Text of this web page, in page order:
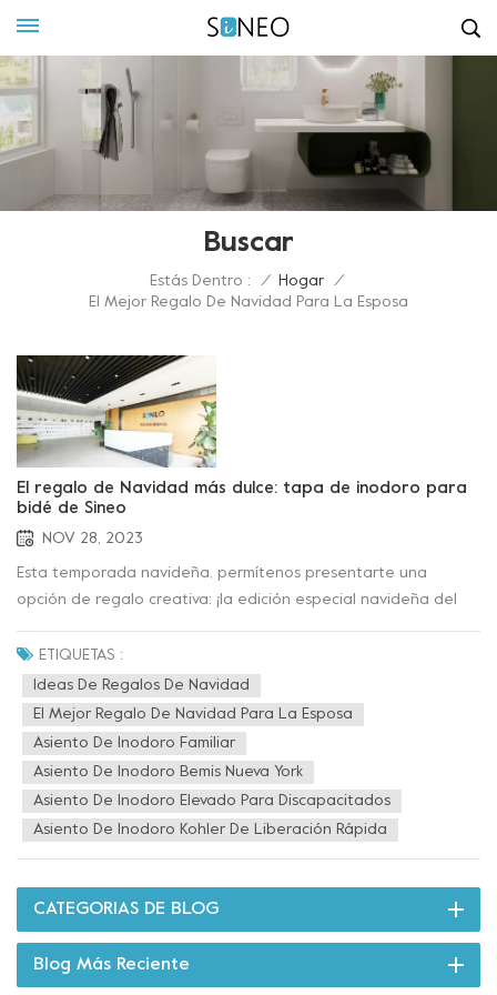
Buscar
Estás Dentro : / Hogar
/
El Mejor Regalo De Navidad Para La Esposa
El regalo de Navidad más dulce: tapa de inodoro para
bidé de Sineo
NOV 28, 2023
Esta temporada navideña, permítenos presentarte una
opción de regalo creativa: ¡la edición especial navideña del
una función de limpieza incorporada que le brinda una nueva
experiencia de limpieza. También cuenta con un asiento con
calefacción, para que puedas disfrutar de una funda cálida y
acogedora durante los fríos meses de invierno. Es liviano,
flexible y fácil de maniobrar, simplemente presione el botón,
puede cambiar libremente el modo de limpieza y girar
suavemente la perilla para ajustar la presión del agua para
satisfacer sus necesidades personales. Este tapa del inodoro
significativo regalo de Navidad. Es una combinación perfecta
vida más cómoda y conveniente. Ya sea para usted mismo
para brindar un espacio privado y limpio o como regalo para
ETIQUETAS :
Ideas De Regalos De Navidad
El Mejor Regalo De Navidad Para La Esposa
Asiento De Inodoro Familiar
Asiento De Inodoro Bemis Nueva York
Asiento De Inodoro Elevado Para Discapacitados
Asiento De Inodoro Kohler De Liberación Rápida
CATEGORIAS DE BLOG
Blog Más Reciente